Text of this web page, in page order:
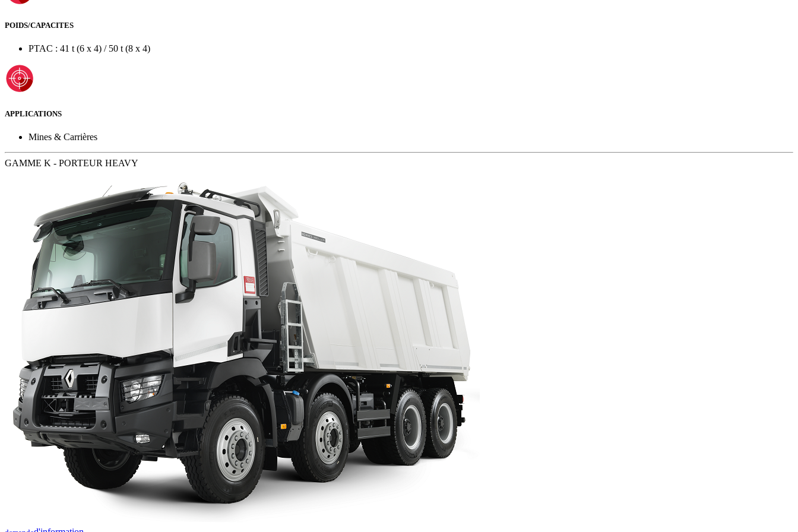
POIDS/CAPACITES
PTAC : 41 t (6 x 4) / 50 t (8 x 4)
APPLICATIONS
Mines & Carrières
GAMME K - PORTEUR HEAVY